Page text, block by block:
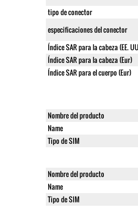
tipo de conector
especificaciones del conector
Índice SAR para la cabeza (EE.
Índice SAR para la cabeza (Eur)
Índice SAR para el cuerpo (Eur)
Nombre del producto
Name
Tipo de SIM
Nombre del producto
Name
Tipo de SIM